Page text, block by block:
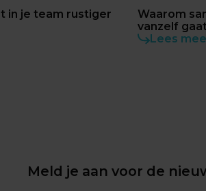
in je team rustiger
Waarom
vanzelf
Lees
Meld je aan voor de